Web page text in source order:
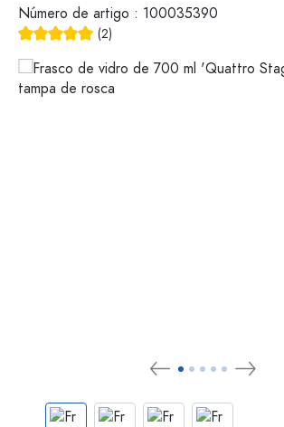
Número de artigo : 100035390
(2)